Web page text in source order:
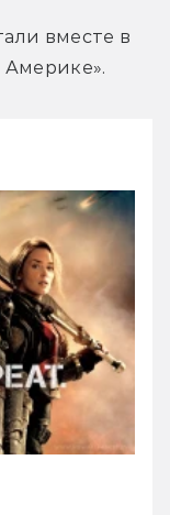
Америке».